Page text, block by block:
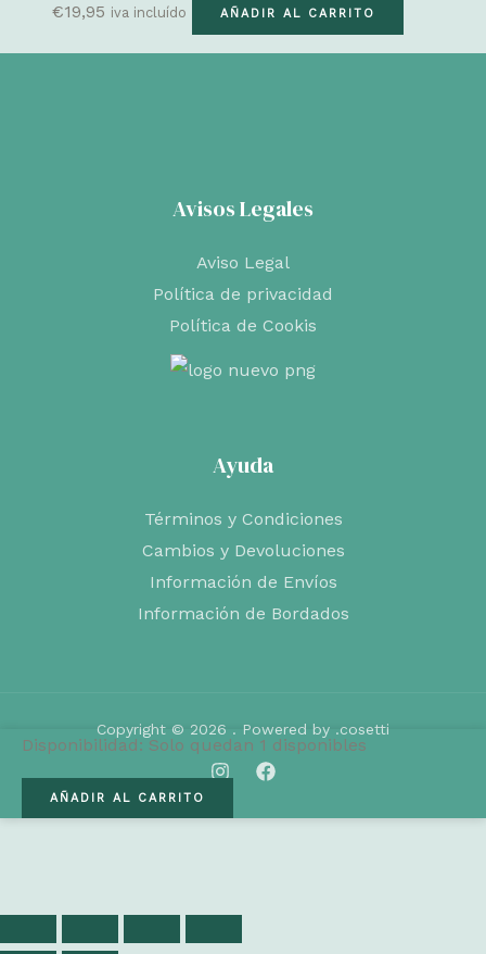
€19,95 iva incluído AÑADIR AL CARRITO
Avisos Legales
Aviso Legal
Política de privacidad
Política de Cookis
Ayuda
Términos y Condiciones
Cambios y Devoluciones
Información de Envíos
Información de Bordados
Copyright © 2026 . Powered by .cosetti
Disponibilidad: Solo quedan 1 disponibles
Naturales
para
cantidad
AÑADIR AL CARRITO